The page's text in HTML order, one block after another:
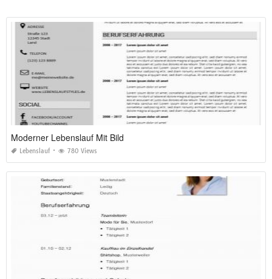
Moderner Lebenslauf Mit Bild
Lebenslauf 780 Views